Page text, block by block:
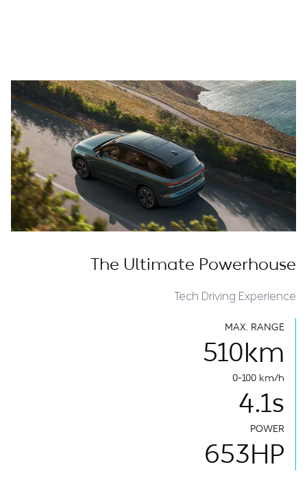
The Ultimate Powerhouse
Tech Driving Experience
POWER
653HP
0-100 km/h
4.1s
MAX. RANGE
510km